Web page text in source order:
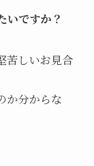
いですか？
苦しいお見合
か分からな